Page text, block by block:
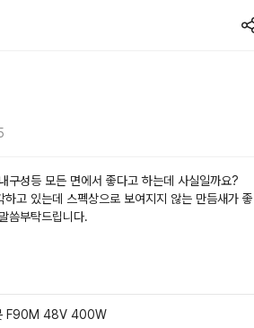
구성등 모든 면에서 좋다고 하는데 사실일까요?
고 있는데 스펙상으로 보여지지 않는 만듬새가 좋
씀부탁드립니다.
F90M 48V 400W